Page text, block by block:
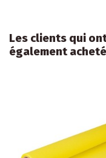
Les clients qui
également